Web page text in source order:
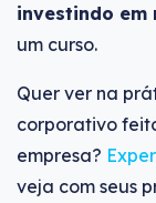
investindo em
um curso.
Quer ver na
corporativo
empresa?
veja com seus